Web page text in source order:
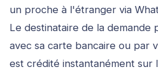
un proche à l'étranger via
Le destinataire de la demande
avec sa carte bancaire ou par
est crédité instantanément sur